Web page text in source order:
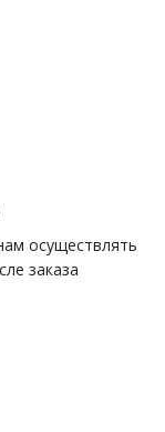
осуществлять
заказа